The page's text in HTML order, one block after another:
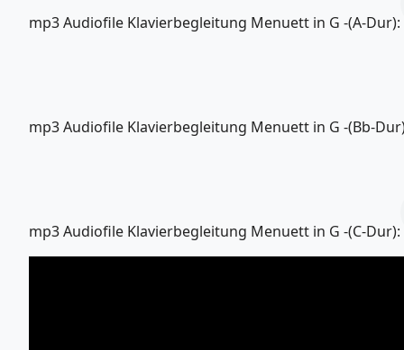
mp3 Audiofile Klavierbegleitung Menuett in G -(A-Dur):
mp3 Audiofile Klavierbegleitung Menuett in G -(Bb-
mp3 Audiofile Klavierbegleitung Menuett in G -(C-Dur):